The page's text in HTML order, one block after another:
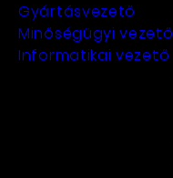
Gyártásvezető
Minőségügyi vezető
Informatikai vezető